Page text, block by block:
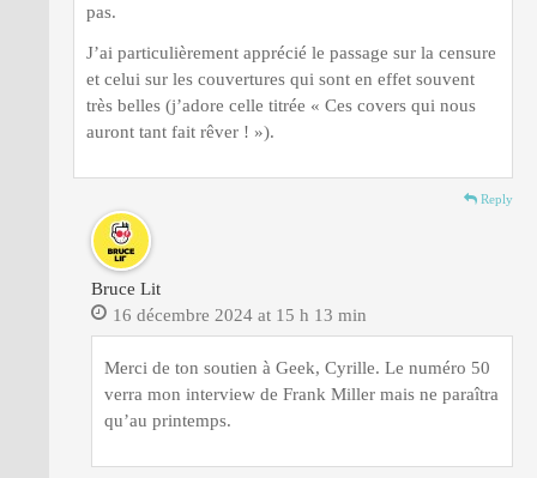
pas.
J’ai particulièrement apprécié le passage sur la censure
et celui sur les couvertures qui sont en effet souvent
très belles (j’adore celle titrée « Ces covers qui nous
auront tant fait rêver ! »).
Reply
Bruce Lit
16 décembre 2024 at 15 h 13 min
Merci de ton soutien à Geek, Cyrille. Le numéro 50
verra mon interview de Frank Miller mais ne paraîtra
qu’au printemps.